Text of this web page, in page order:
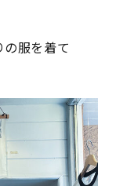
の服を着て